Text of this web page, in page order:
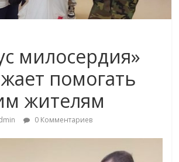
милосердия»
помогать
жителям
0 Комментариев